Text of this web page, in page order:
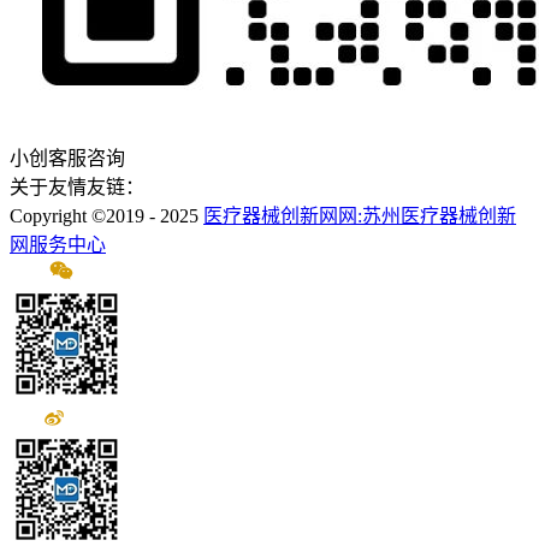
小创客服咨询
关于友情友链：
Copyright ©2019 - 2025 医疗器械创新网网:苏州医疗器械创新
网服务中心